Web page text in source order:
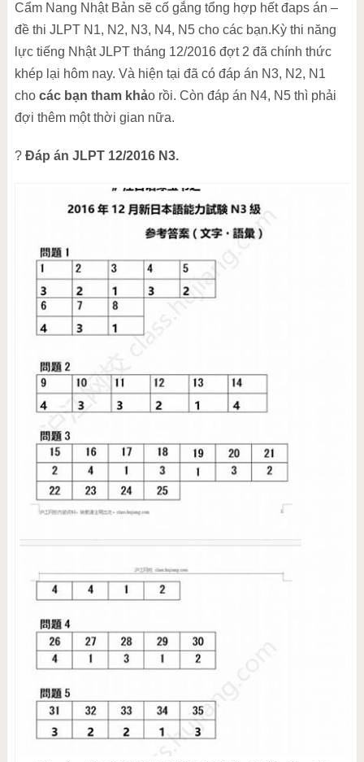
Cẩm Nang Nhật Bản sẽ cố gắng tổng hợp hết đaps án –
đề thi JLPT N1, N2, N3, N4, N5 cho các bạn.Kỳ thi năng
lực tiếng Nhật JLPT tháng 12/2016 đợt 2 đã chính thức
khép lại hôm nay. Và hiện tại đã có đáp án N3, N2, N1
cho các bạn tham khảo rồi. Còn đáp án N4, N5 thì phải
đợi thêm một thời gian nữa.
? Đáp án JLPT 12/2016 N3.